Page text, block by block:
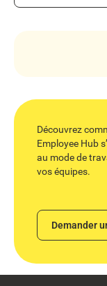
Découvrez
Employee Hub
au mode de
vos équipes.
Demander une
Demander